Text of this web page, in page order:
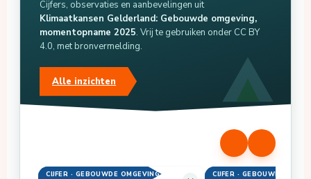
Cijfers, observaties en aanbevelingen uit
Klimaatkansen Gelderland: Gebouwde omgeving,
momentopname 2025. Vrij te gebruiken onder CC BY
4.0, met bronvermelding.
Alle inzichten
CIJFER · GEBOUWDE OMGEVING CIJFER · GEBOUWDE